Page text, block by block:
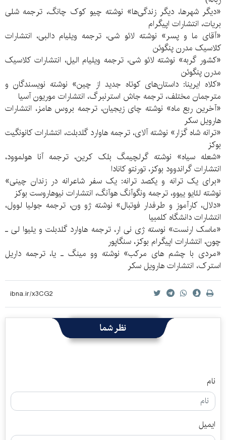
«دیگر شهرها، دیگر زندگی‌ها» نوشته چیو کوک چانگ، ترجمه شلی
بریات، انتشارات اپیگرام
«آقای ما و پسر» نوشته لائو شی، ترجمه ویلیام دالبی، انتشارات
کلاسیک مدرن پنگوئن
«کشور گربه» نوشته لائو شی، ترجمه ویلیام الیل، انتشارات کلاسیک
مدرن پنگوئن
«کلاه ایرینا: داستان‌های کوتاه جدید از چین» نوشته نویسندگان و
مترجمان مختلف، ترجمه جاش استرنبرگ، انتشارات موریون آسیا
«آخرین ربع ماه» نوشته چای زیجیان، ترجمه بروس هامز، انتشارات
هارویل سکر
«ترانه شاه گزار» نوشته آلای، ترجمه هاوارد گلدبلت، انتشارات کانونگیت
بوکز
«شعله سیاه» نوشته گرلچیمگ بلک کرین، ترجمه آنا هولموود،
انتشارات گراندوود بوکز، تورنتو کانادا
«برای یک ترانه و یکصد ترانه: یک سفر شاعرانه در زندان چینی»
نوشته لئایو ییوو، ترجمه ونگوآنگ هوآنگ، انتشارات نیوهاروست بوکز
«دلال، کارآموز و طرفدار فوتبال» نوشته ژو ون، ترجمه جولیا لوول،
انتشارات دانشگاه کلمبیا
«ماسک ارنست» نوسته ژی نی ار، ترجمه هاوارد گلدبلت و یلیوا لی ـ
چون، انتشارات اپیگرام بوکز، سنگاپور
«مردی با چشم های مرکب» نوشته وو مینگ ـ یا، ترجمه داریل
استرک، انتشارات هارویل سکر
نظر شما
نام
ایمیل